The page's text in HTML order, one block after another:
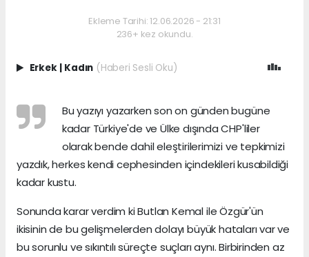
Ekleme Tarihi: 12.06.2026 - 21:31
236+ kez okundu.
Erkek | Kadın (Haberi Sesli Oku)
Bu yazıyı yazarken son on günden bugüne
kadar Türkiye'de ve Ülke dışında CHP'liler
olarak bende dahil eleştirilerimizi ve tepkimizi
yazdık, herkes kendi cephesinden içindekileri kusabildiği
kadar kustu.
Sonunda karar verdim ki Butlan Kemal ile Özgür'ün
ikisinin de bu gelişmelerden dolayı büyük hataları var ve
bu sorunlu ve sıkıntılı süreçte suçları aynı. Birbirinden az